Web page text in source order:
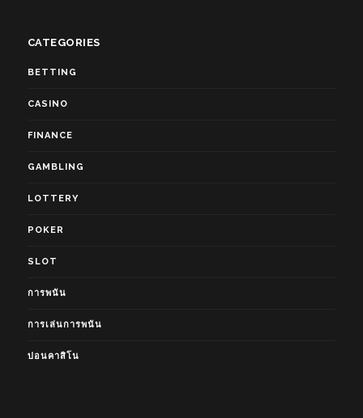
CATEGORIES
BETTING
CASINO
FINANCE
GAMBLING
LOTTERY
POKER
SLOT
การพนัน
การเล่นการพนัน
บ่อนคาสิโน